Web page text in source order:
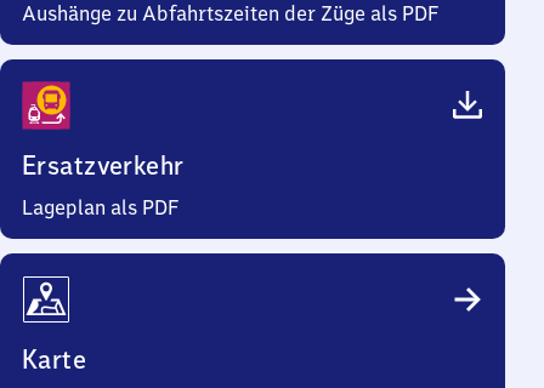
Aushänge zu Abfahrtszeiten der Züge als PDF
Ersatzverkehr
Lageplan als PDF
Karte